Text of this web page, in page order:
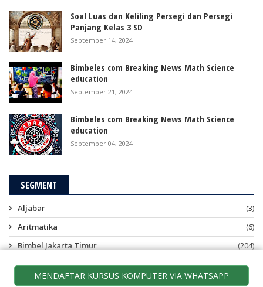
MENDAFTAR KURSUS KOMPUTER VIA WHATSAPP
Soal Luas dan Keliling Persegi dan Persegi
Panjang Kelas 3 SD
September 14, 2024
Bimbeles com Breaking News Math Science
education
September 21, 2024
Bimbeles com Breaking News Math Science
education
September 04, 2024
SEGMENT
Aljabar
(3)
Aritmatika
(6)
Bimbel Jakarta Timur
(204)
Bimbelescom
(11)
Bimbingan Belajar
(2)